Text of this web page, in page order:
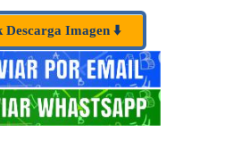
Descarga Imagen ⬇️